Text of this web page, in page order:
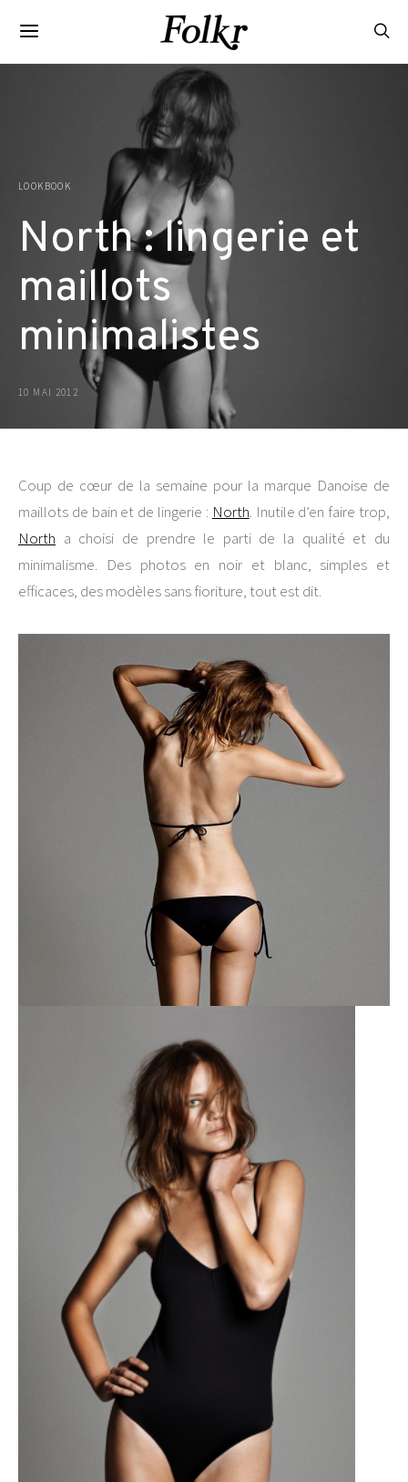
LOOKBOOK
North : lingerie et
maillots
minimalistes
10 MAI 2012
Coup de cœur de la semaine pour la marque Danoise de
maillots de bain et de lingerie : North. Inutile d’en faire trop,
North a choisi de prendre le parti de la qualité et du
minimalisme. Des photos en noir et blanc, simples et
efficaces, des modèles sans fioriture, tout est dit.